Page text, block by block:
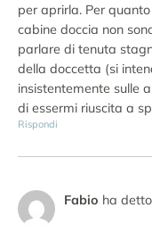
per aprirla. Per
cabine doccia non
parlare di tenuta
della doccetta (si
insistentemente sulle
di essermi riuscita a
Rispondi
Fabio ha